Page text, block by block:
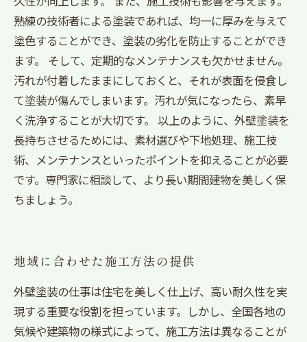
熟練の技術者による塗装であれば、均一に厚みを与えて
塗色することができ、塗装の劣化を防止することができ
ます。 そして、定期的なメンテナンスも欠かせません。
汚れが付着したままにしておくと、それが表面を侵食し
て塗装が傷んでしまいます。汚れが気になったら、素早
く洗浄することが大切です。 以上のように、外壁塗装を
長持ちさせるためには、素材選びや下地処理、施工技
術、メンテナンスといったポイントを抑えることが必要
です。専門家に相談して、より長い期間建物を美しく保
ちましょう。
地域に合わせた施工方法の提供
外壁塗装の仕事は住宅を美しく仕上げ、高い耐久性を実
現する重要な役割を担っています。しかし、全国各地の
気候や建築物の様式によって、施工方法は異なることが